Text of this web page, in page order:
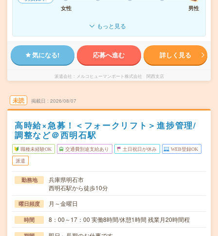
女性
男性
もっと見る
気になる! 応募へ進む 詳しく見る
派遣会社 メルコヒューマンポート株式会社 関西支店
未読 掲載日 2026/08/07
高時給×急募！＜フォークリフト＞進捗管理/
調整など＠西明石駅
職種未経験OK 交通費別途支給あり 土日祝日が休み WEB登録OK
派遣
勤務地
兵庫県明石市
西明石駅から徒歩10分
曜日頻度 月～金曜日
時間 8：00～17：00 実働8時間/休憩1時間 残業月20時間程